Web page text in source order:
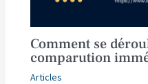
Comment se
comparution
Articles